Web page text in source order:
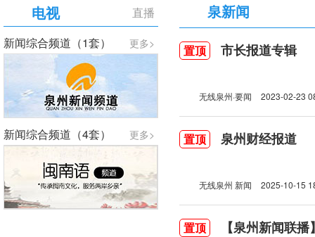
直播
电视
更多>
新闻综合频道（1套）
更多>
新闻综合频道（4套）
泉新闻
置顶 市长报道专辑
无线泉州·要闻 2023-02-23
置顶 泉州财经报道
无线泉州 新闻 2025-10-15
置顶 【泉州新闻联